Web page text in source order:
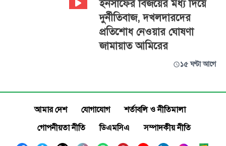
ইনসাফের বিজয়ের মধ্য দিয়ে
দুর্নীতিবাজ, দখলদারদের
প্রতিশোধ নেওয়ার ঘোষণা
জামায়াত আমিরের
১৫ ঘণ্টা আগে
আমার দেশ যোগাযোগ
শর্তাবলি ও নীতিমালা
গোপনীয়তা নীতি
ডিএমসিএ সম্পাদকীয় নীতি